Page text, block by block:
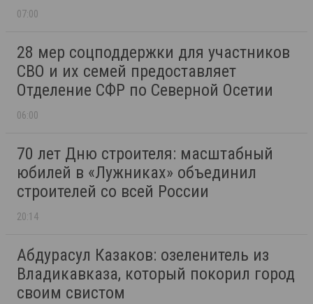
07:00
28 мер соцподдержки для участников
СВО и их семей предоставляет
Отделение СФР по Северной Осетии
06:00
70 лет Дню строителя: масштабный
юбилей в «Лужниках» объединил
строителей со всей России
20:14
Абдурасул Казаков: озеленитель из
Владикавказа, который покорил город
своим свистом